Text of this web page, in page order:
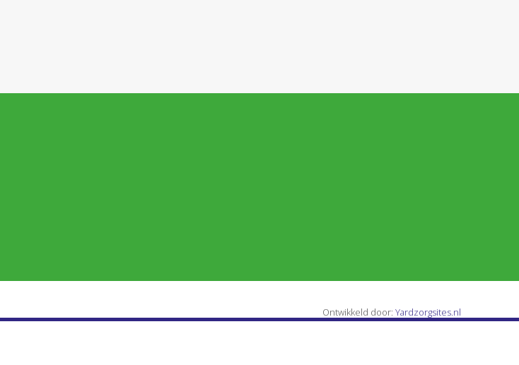
Ontwikkeld door: Yardzorgsites.nl